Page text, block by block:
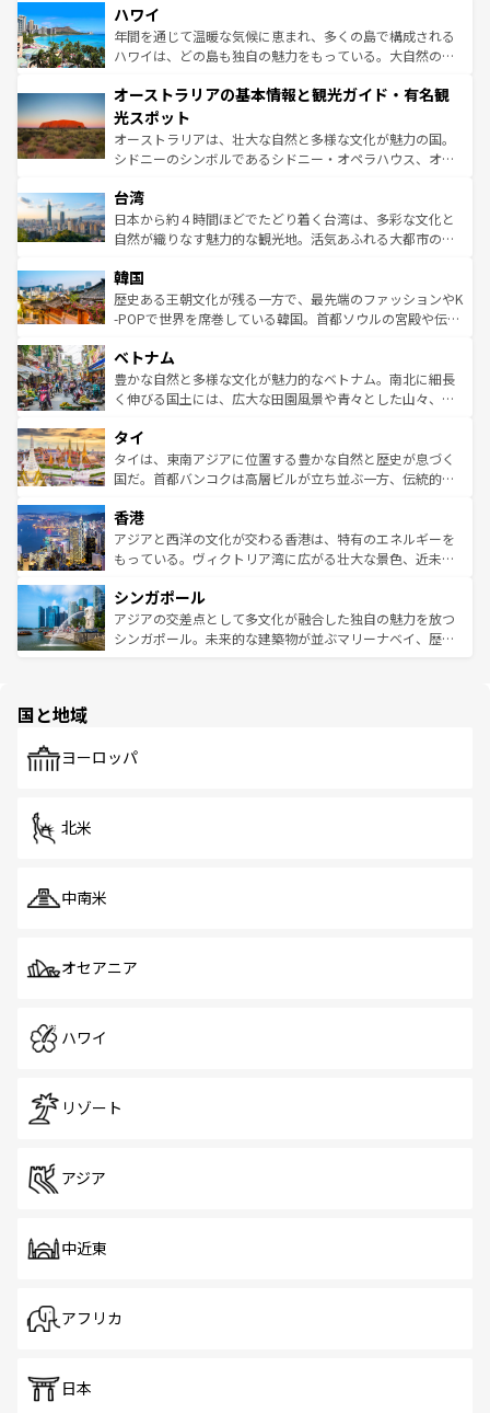
着のスイス情報は
のような巨大都市は、観光、ショッピング、エンターテイ
ンメントが詰まった刺激的なスポットだ。一方、アメリカ
西部には大自然が広がり、グランドキャニオンやイエロー
部のニューオーリンズでは、音楽と美食が融合した独特の
文化が魅力。旅行者はアメリカの各地域で異なる魅力を楽
しみながら、その多様性と豊かな歴史を感じることができ
るだろう。車でのロードトリップや列車の旅も、アメリカ
情報は
ハワイ
年間を通じて温暖な気候に恵まれ、多くの島で構成される
ハワイは、どの島も独自の魅力をもっている。大自然の神
ワイ島は見逃せない。また、定番の観光地といえばオアフ
島だが、静かな自然を求めるならマウイ島やカウアイ島が
おすすめ。エメラルドグリーンに輝く海をはじめ、豊かな
文化や歴史が息づいている。「アロハスピリット」と呼ば
人々、おいしいローカルフードやハワイアンミュージッ
ク、伝統的なフラダンスなど、すべてがハワイの魅力を彩
っている。訪れるたびに新しい発見と感動が待っているハ
はコンテンツ一覧
オーストラリアの基本情報と観光ガイド・有名観
光スポット
オーストラリアは、壮大な自然と多様な文化が魅力の国。
シドニーのシンボルであるシドニー・オペラハウス、オー
リアリーフや大陸中央部にそびえるウルル（エアーズロッ
ク）、タスマニアの美しい原生林やケアンズの熱帯雨林な
ど、見どころがたくさん。また、カフェやワイン、オージ
いる。アクティビティも充実しており、サーフィンやダイ
ビング、ハイキングなど、アウトドア好きにはたまらな
い。オーストラリアの多彩な魅力を存分に味わいつくそ
参照してほしい。
台湾
日本から約４時間ほどでたどり着く台湾は、多彩な文化と
自然が織りなす魅力的な観光地。活気あふれる大都市の台
ン）、静ひつな山岳地帯である台湾東部など、都市の喧騒
と山間の静けさが共存しており、訪れる人に新しい発見と
驚きをもたらしてくれる。また、奥深い台湾の食文化も魅
容にもいいと評判のスイーツなど、バラエティ豊かな料理
が味わえる。 なお、新着の台湾情報は コンテンツ一覧を参
照してほしい。
韓国
歴史ある王朝文化が残る一方で、最先端のファッションやK
-POPで世界を席巻している韓国。首都ソウルの宮殿や伝統
き、地方に足を延ばせば四季折々の自然美を楽しむことが
できる。そして、キムチや焼肉、絶品のストリートフード
まで、さまざまな韓国料理が待っている。夜には、韓国な
リティに包まれながら、韓国の多彩な魅力を心ゆくまで味
わってみてほしい。 なお、新着の韓国情報はコンテンツ一
覧を参照してほしい。
ベトナム
豊かな自然と多様な文化が魅力的なベトナム。南北に細長
く伸びる国土には、広大な田園風景や青々とした山々、世
急速な発展と共に伝統が息づく。ハノイの古い町並みやホ
ーチミン市のフランス統治時代の建物も、独特の雰囲気を
醸し出している。また、バラエティの豊かさとおいしさで
とつ。フォーやバインミー、ベトナムコーヒーなどは、ぜ
ひ現地で味わいたい。どの地域を訪れてもあたたかい人々
が旅行者を迎えてくれるので、きっと忘れられない旅にな
参照してほしい。
タイ
タイは、東南アジアに位置する豊かな自然と歴史が息づく
国だ。首都バンコクは高層ビルが立ち並ぶ一方、伝統的な
の活気が交差している。北部ではチェンマイなどの山岳地
帯で自然と触れ合い、南部ではプーケットやクラビの美し
いビーチでリゾート気分を楽しむことができる。タイ料理
激する。気候は一年中温暖で、どの季節にも異なる楽しみ
が待っている。親しみやすいタイの人々、仏教を中心とし
た文化、そして多様な観光資源が、訪れる旅人を魅了し続
香港
アジアと西洋の文化が交わる香港は、特有のエネルギーを
もっている。ヴィクトリア湾に広がる壮大な景色、近未来
み、どこを訪れても感動するはず。観光スポットが密集し
ており、効率よく見どころを回れるのも魅力。息をのむよ
うな絶景から文化的な体験まで、香港を存分に楽しみ尽く
シンガポール
アジアの交差点として多文化が融合した独自の魅力を放つ
シンガポール。未来的な建築物が並ぶマリーナベイ、歴史
で、ホーカーズは地元の風情を楽しめる外せないスポット
国と地域
ヨーロッパ
北米
中南米
オセアニア
ハワイ
リゾート
アジア
中近東
アフリカ
日本